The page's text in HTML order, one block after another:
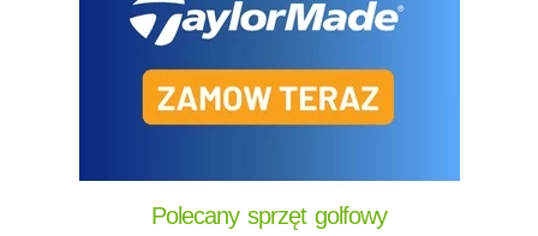
Polecany sprzęt golfowy